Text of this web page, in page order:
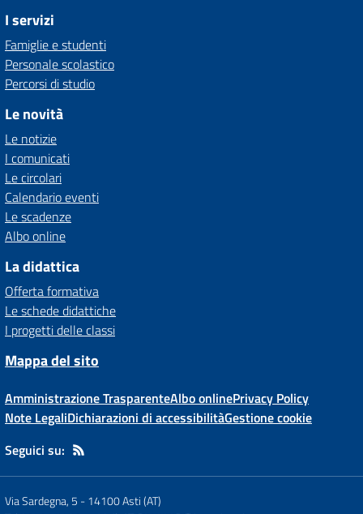
I servizi
Famiglie e studenti
Personale scolastico
Percorsi di studio
Le novità
Le notizie
I comunicati
Le circolari
Calendario eventi
Le scadenze
Albo online
La didattica
Offerta formativa
Le schede didattiche
I progetti delle classi
Mappa del sito
Amministrazione TrasparenteAlbo onlinePrivacy Policy
Note LegaliDichiarazioni di accessibilitàGestione cookie
Seguici su:
Via Sardegna, 5 -14100 Asti (AT)